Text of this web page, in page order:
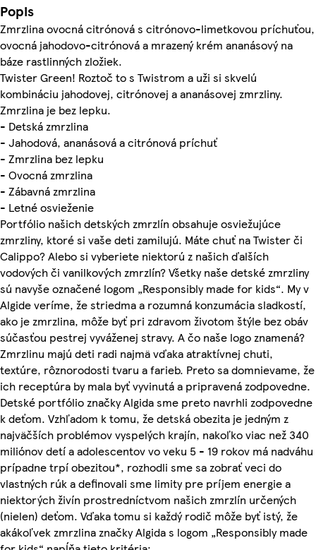
Popis
Zmrzlina ovocná citrónová s citrónovo-limetkovou príchuťou,
ovocná jahodovo-citrónová a mrazený krém ananásový na
báze rastlinných zložiek.
Twister Green! Roztoč to s Twistrom a uži si skvelú
kombináciu jahodovej, citrónovej a ananásovej zmrzliny.
Zmrzlina je bez lepku.
- Detská zmrzlina
- Jahodová, ananásová a citrónová príchuť
- Zmrzlina bez lepku
- Ovocná zmrzlina
- Zábavná zmrzlina
- Letné osvieženie
Portfólio našich detských zmrzlín obsahuje osviežujúce
zmrzliny, ktoré si vaše deti zamilujú. Máte chuť na Twister či
Calippo? Alebo si vyberiete niektorú z našich ďalších
vodových či vanilkových zmrzlín? Všetky naše detské zmrzliny
sú navyše označené logom „Responsibly made for kids“. My v
Algide veríme, že striedma a rozumná konzumácia sladkostí,
ako je zmrzlina, môže byť pri zdravom životom štýle bez obáv
súčasťou pestrej vyváženej stravy. A čo naše logo znamená?
Zmrzlinu majú deti radi najmä vďaka atraktívnej chuti,
textúre, rôznorodosti tvaru a farieb. Preto sa domnievame, že
ich receptúra by mala byť vyvinutá a pripravená zodpovedne.
Detské portfólio značky Algida sme preto navrhli zodpovedne
k deťom. Vzhľadom k tomu, že detská obezita je jedným z
najväčších problémov vyspelých krajín, nakoľko viac než 340
miliónov detí a adolescentov vo veku 5 - 19 rokov má nadváhu
prípadne trpí obezitou*, rozhodli sme sa zobrať veci do
vlastných rúk a definovali sme limity pre príjem energie a
niektorých živín prostredníctvom našich zmrzlín určených
(nielen) deťom. Vďaka tomu si každý rodič môže byť istý, že
akákoľvek zmrzlina značky Algida s logom „Responsibly made